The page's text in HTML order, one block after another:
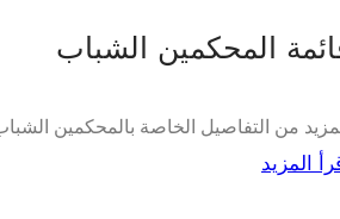
المحكمين الشباب
من التفاصيل الخاصة بالمحكمين
المزيد